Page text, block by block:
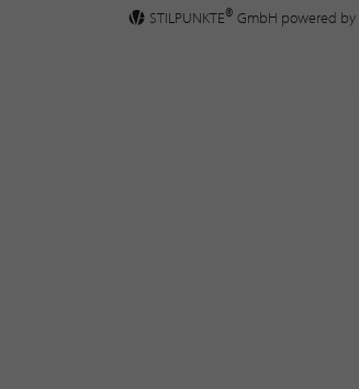
STILPUNKTE® GmbH powered by